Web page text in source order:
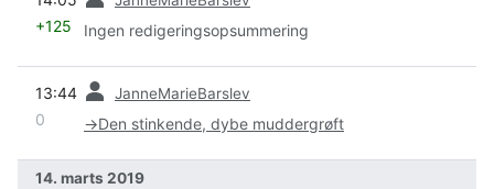
+125 Ingen redigeringsopsummering
13:44 JanneMarieBarslev
0 →Den stinkende, dybe muddergrøft
14. marts 2019